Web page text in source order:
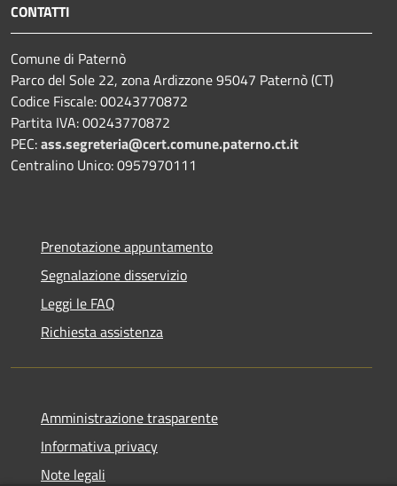
CONTATTI
Comune di Paternò
Parco del Sole 22, zona Ardizzone 95047 Paternò (CT)
Codice Fiscale: 00243770872
Partita IVA: 00243770872
PEC:ass.segreteria@cert.comune.paterno.ct.it
Centralino Unico: 0957970111
Prenotazione appuntamento
Segnalazione disservizio
Leggi le FAQ
Richiesta assistenza
Amministrazione trasparente
Informativa privacy
Note legali